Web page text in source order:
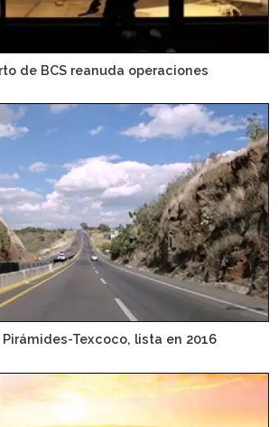
de BCS reanuda operaciones
Texcoco, lista en 2016